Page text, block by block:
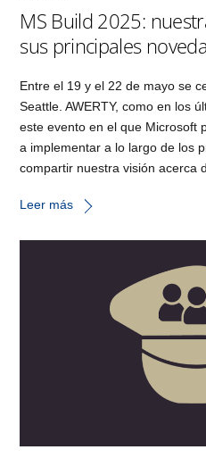
MS Build 2025:
sus principales
Entre el 19 y el 22 de mayo se
Seattle. AWERTY, como en los
este evento en el que Microsoft
a implementar a lo largo de los
compartir nuestra visión acerca
Leer más